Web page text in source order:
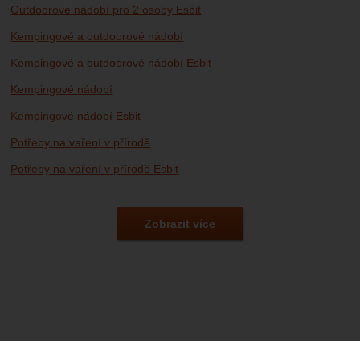
Outdoorové nádobí pro 2 osoby Esbit
Kempingové a outdoorové nádobí
Kempingové a outdoorové nádobí Esbit
Kempingové nádobí
Kempingové nádobí Esbit
Potřeby na vaření v přírodě
Potřeby na vaření v přírodě Esbit
Zobrazit více